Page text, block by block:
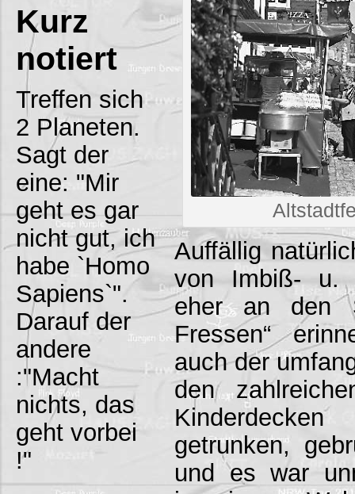
Kurz
notiert
Treffen sich
2 Planeten.
Sagt der
eine: "Mir
geht es gar
nicht gut, ich
habe `Homo
Sapiens`".
Darauf der
andere
:"Macht
nichts, das
geht vorbei
!"
Auffällig
von Imbiß- u.
eher an den
Fressen“
auch der
den
getrunken,
und es war